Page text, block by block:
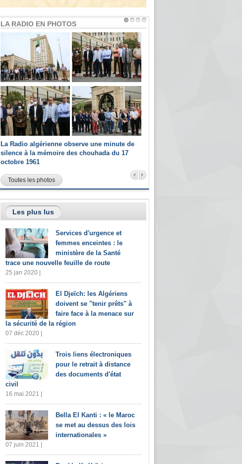
LA RADIO EN PHOTOS
La Radio algérienne observe une minute de
silence à la mémoire des chouhada du 17
octobre 1961
Toutes les photos
Les plus lus
Services d'urgence et
femmes enceintes : le
ministère de la Santé
trace une nouvelle feuille de route
25 jan 2020 |
El Djeïch: les Algériens
doivent se "tenir prêts" à
faire face à la menace sur
la sécurité de la région
07 déc 2020 |
Trois liens électroniques
pour le retrait à distance
des documents d'état
civil
16 mai 2021 |
Bella El Kanti : « le Maroc
se met au dessus des lois
internationales »
07 juin 2021 |